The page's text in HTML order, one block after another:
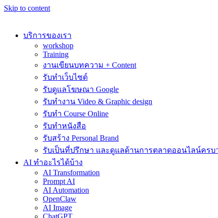
Skip to content
บริการของเรา
workshop
Training
งานเขียนบทความ + Content
รับทำเว็บไซต์
รับดูแลโฆษณา Google
รับทำงาน Video & Graphic design
รับทำ Course Online
รับทำหนังสือ
รับสร้าง Personal Brand
รับเป็นที่ปรึกษา และดูแลด้านการตลาดออนไลน์ครบ
AI ทำอะไรได้บ้าง
AI Transformation
Prompt AI
AI Automation
OpenClaw
AI Image
ChatGPT